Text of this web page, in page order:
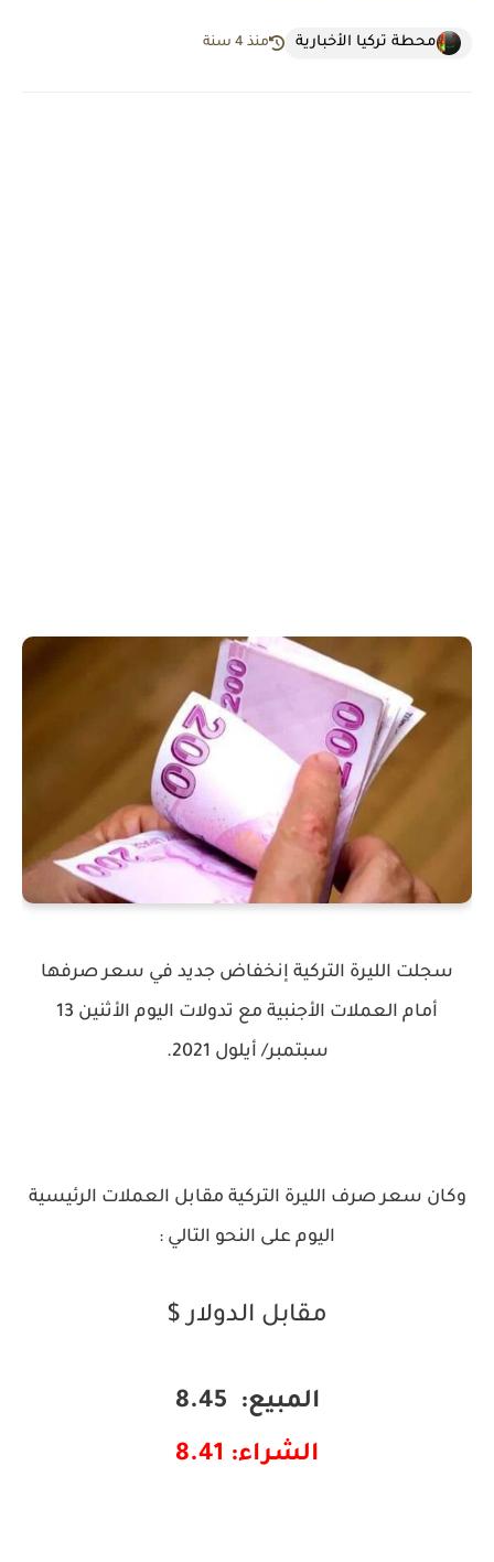
محطة تركيا الأخبارية منذ 4 سنة
سجلت الليرة التركية إنخفاض جديد في سعر صرفها
أمام العملات الأجنبية مع تدولات اليوم الأثنين 13
سبتمبر/ أيلول 2021.
وكان سعر صرف الليرة التركية مقابل العملات الرئيسية
اليوم على النحو التالي :
مقابل الدولار $
المبيع: 8.45
الشراء: 8.41